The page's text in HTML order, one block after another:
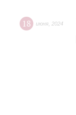
18 июня 2024